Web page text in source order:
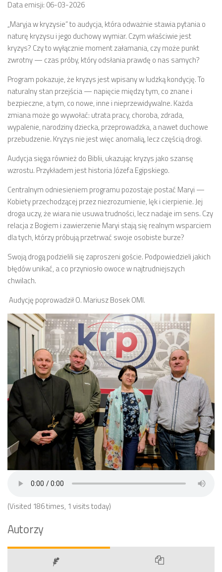
Data emisji: 06-03-2026
„Maryja w kryzysie” to audycja, która odważnie stawia pytania o
naturę kryzysu i jego duchowy wymiar. Czym właściwie jest
kryzys? Czy to wyłącznie moment załamania, czy może punkt
zwrotny — czas próby, który odsłania prawdę o nas samych?
Program pokazuje, że kryzys jest wpisany w ludzką kondycję. To
naturalny stan przejścia — napięcie między tym, co znane i
bezpieczne, a tym, co nowe, inne i nieprzewidywalne. Każda
zmiana może go wywołać: utrata pracy, choroba, zdrada,
wypalenie, narodziny dziecka, przeprowadzka, a nawet duchowe
przebudzenie. Kryzys nie jest więc anomalią, lecz częścią drogi.
Audycja sięga również do Biblii, ukazując kryzys jako szansę
wzrostu. Przykładem jest historia Józefa Egipskiego.
Centralnym odniesieniem programu pozostaje postać Maryi —
Kobiety przechodzącej przez niezrozumienie, lęk i cierpienie. Jej
droga uczy, że wiara nie usuwa trudności, lecz nadaje im sens. Czy
relacja z Bogiem i zawierzenie Maryi stają się realnym wsparciem
dla tych, którzy próbują przetrwać swoje osobiste burze?
Swoją drogą podzielili się zaproszeni goście. Podpowiedzieli jakich
błędów unikać, a co przyniosło owoce w najtrudniejszych
chwilach.
Audycję poprowadził O. Mariusz Bosek OMI.
(Visited 186 times, 1 visits today)
Autorzy